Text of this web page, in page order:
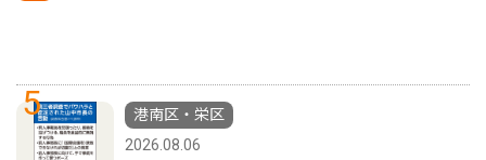
5
港南区・栄区
2026.08.06